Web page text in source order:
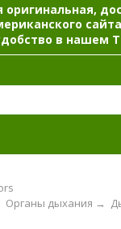
оригинальная,
сайта
в нашем
Органы дыхания →